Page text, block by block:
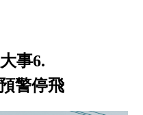
事6.
警停飛